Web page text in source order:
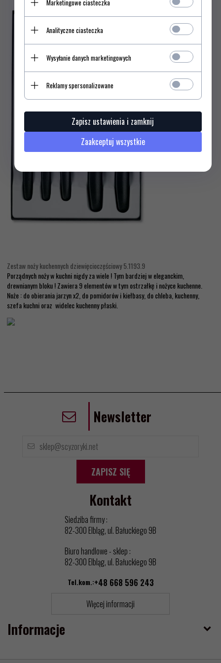
Zestaw noży kuchennych dziewięcioczęściowy 5.1193.9
Porządnych noży w kuchni nigdy za wiele ! Tym bardziej w eleganckim,
drewnianym bloku ! Zawiera 9 elementów w tym ostrzałkę i nożyce kuchenne.
Noże : do obierania jarzyn x2, do pomidorów i kiełbasy, do chleba, kuchenny,
szefa kuchni oraz widelec kuchenny płaski.
Informacje
Newsletter
ZAPISZ SIĘ
Kontakt
Siedziba firmy :
82-300 Elbląg, ul. Bałuckiego 9B
Biuro handlowe - sklep :
82-300 Elbląg, ul. Bałuckiego 9B
Tel.kom.:+48 668 596 243
Więcej informacji
Marketingowe ciasteczka
Analityczne ciasteczka
Wysyłanie danych marketingowych
Reklamy spersonalizowane
Zapisz ustawienia i zamknij
Zaakceptuj wszystkie